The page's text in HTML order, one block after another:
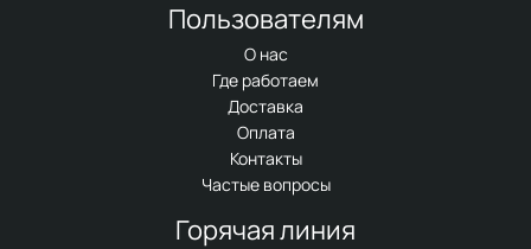
Пользователям
О нас
Где работаем
Доставка
Оплата
Контакты
Частые вопросы
Горячая линия